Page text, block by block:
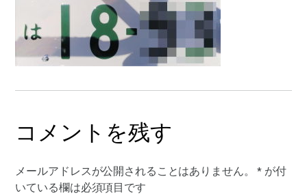
コメントを残す
メールアドレスが公開されることはありません。 *が付
いている欄は必須項目です